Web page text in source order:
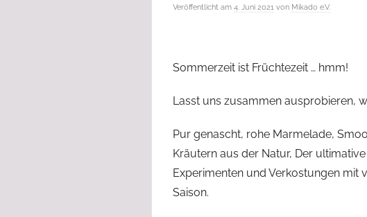
Veröffentlicht am4. Juni 2021 von Mikado e.V.
Sommerzeit ist Früchtezeit … hmm!
Lasst uns zusammen ausprobieren,
Pur genascht, rohe Marmelade,
Kräutern aus der Natur, Der
Experimenten und Verkostungen mit
Saison.